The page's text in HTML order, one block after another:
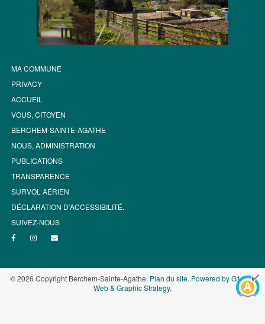
MA COMMUNE
PRIVACY
ACCUEIL
VOUS, CITOYEN
BERCHEM-SAINTE-AGATHE
NOUS, ADMINISTRATION
PUBLICATIONS
TRANSPARENCE
SURVOL AÉRIEN
DÉCLARATION D’ACCESSIBILITÉ.
SUIVEZ-NOUS
© 2026 Copyright Berchem-Sainte-Agathe. Plan du site. Powered by G1.be -
Web & Graphic Strategy.